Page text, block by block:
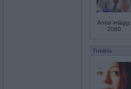
Antal inlägg:
2080
Tindris